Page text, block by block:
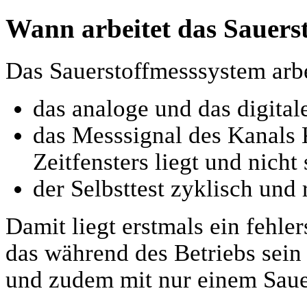
Wann arbeitet das
Das Sauerstoffmesssystem
das analoge und das
das Messsignal des
Zeitfensters liegt und nicht
der Selbsttest zyklisch
Damit liegt erstmals ein
das während des Betriebs
und zudem mit nur einem